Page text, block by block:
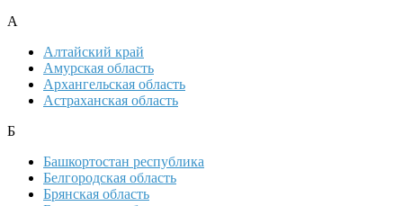
А
Алтайский край
Амурская область
Архангельская область
Астраханская область
Б
Башкортостан республика
Белгородская область
Брянская область